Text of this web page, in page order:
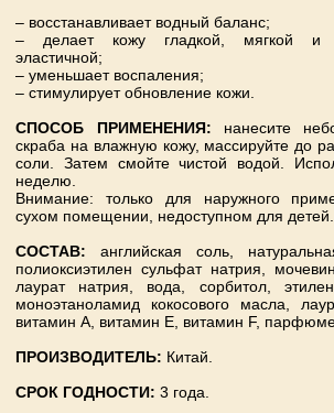
– восстанавливает водный баланс;
– делает кожу гладкой, мягкой и
эластичной;
– уменьшает воспаления;
– стимулирует обновление кожи.
СПОСОБ ПРИМЕНЕНИЯ: нанесите
скраба на влажную кожу, массируйте до
соли. Затем смойте чистой водой.
неделю.
Внимание: только для наружного
сухом помещении, недоступном для детей.
СОСТАВ: английская соль,
полиоксиэтилен сульфат натрия,
лаурат натрия, вода, сорбитол,
моноэтаноламид кокосового масла,
витамин А, витамин Е, витамин F,
ПРОИЗВОДИТЕЛЬ: Китай.
СРОК ГОДНОСТИ: 3 года.